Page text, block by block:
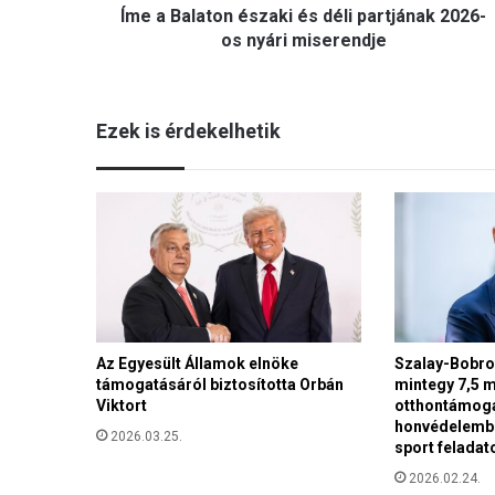
a
p
a
r
t
j
Íme a Balaton északi és déli partjának 2026-
os nyári miserendje
Ezek is érdekelhetik
Az Egyesült Államok elnöke
támogatásáról biztosította Orbán
Viktort
2026.03.25.
Szalay-
mintegy 7,5
sport
2026.02.24.